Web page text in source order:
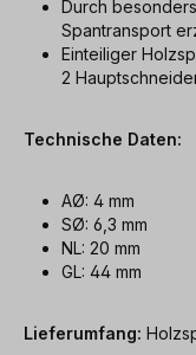
Durch
Spantransport
Einteiliger
2
Technische Daten:
AØ: 4 mm
SØ: 6,3 mm
NL: 20 mm
GL: 44 mm
Lieferumfang: